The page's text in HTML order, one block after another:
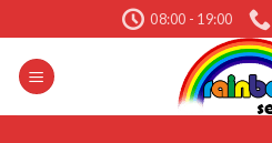
to
content
08:00 - 19:00